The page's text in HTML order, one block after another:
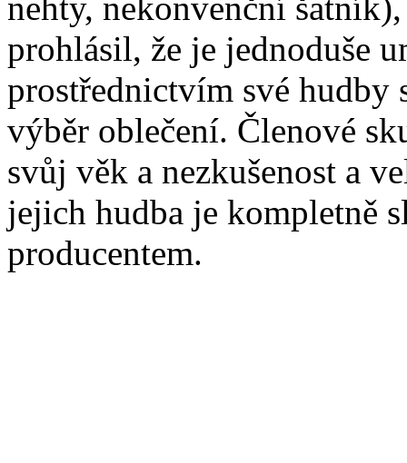
prohlásil, že je jednoduše
prostřednictvím své hudby
výběr oblečení. Členové
svůj věk a nezkušenost a
jejich hudba je kompletně
producentem.